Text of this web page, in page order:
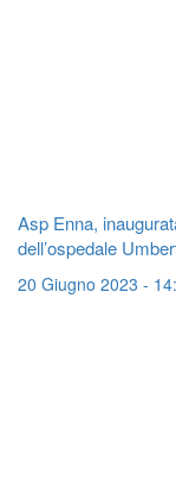
Asp Enna,
dell’ospedale
20 Giugno 2023 -